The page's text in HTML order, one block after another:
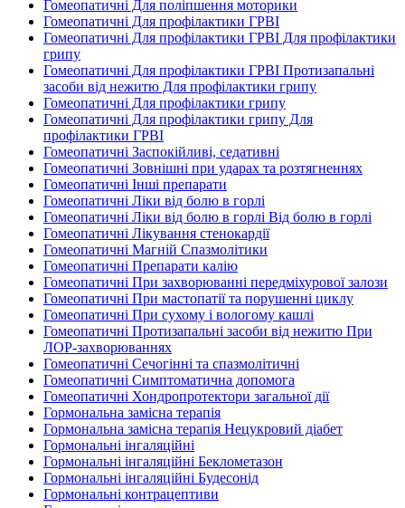
Гомеопатичні Для поліпшення моторики
Гомеопатичні Для профілактики ГРВІ
Гомеопатичні Для профілактики ГРВІ Для профілактики
грипу
Гомеопатичні Для профілактики ГРВІ Протизапальні
засоби від нежитю Для профілактики грипу
Гомеопатичні Для профілактики грипу
Гомеопатичні Для профілактики грипу Для
профілактики ГРВІ
Гомеопатичні Заспокійливі, седативні
Гомеопатичні Зовнішні при ударах та розтягненнях
Гомеопатичні Інші препарати
Гомеопатичні Ліки від болю в горлі
Гомеопатичні Ліки від болю в горлі Від болю в горлі
Гомеопатичні Лікування стенокардії
Гомеопатичні Магній Спазмолітики
Гомеопатичні Препарати калію
Гомеопатичні При захворюванні передміхурової залози
Гомеопатичні При мастопатії та порушенні циклу
Гомеопатичні При сухому і вологому кашлі
Гомеопатичні Протизапальні засоби від нежитю При
ЛОР-захворюваннях
Гомеопатичні Сечогінні та спазмолітичні
Гомеопатичні Симптоматична допомога
Гомеопатичні Хондропротектори загальної дії
Гормональна замісна терапія
Гормональна замісна терапія Нецукровий діабет
Гормональні інгаляційні
Гормональні інгаляційні Беклометазон
Гормональні інгаляційні Будесонід
Гормональні контрацептиви